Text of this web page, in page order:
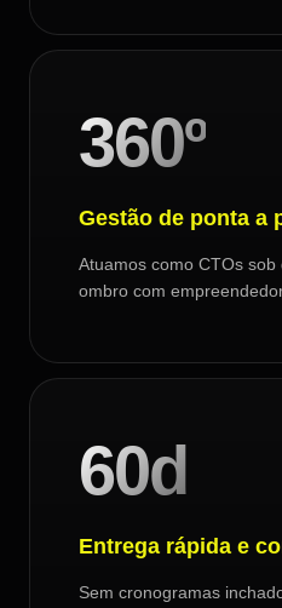
360º
Gestão de ponta a
Atuamos como CTOs
ombro com
60d
Entrega rápida e
Sem cronogramas